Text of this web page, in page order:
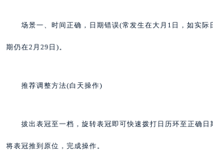
场景一、时间正确，日期错误(常发生在大月1日，如实际
期仍在2月29日)。
推荐调整方法(白天操作)
拔出表冠至一档，旋转表冠即可快速拨打日历环至正确日
将表冠推到原位，完成操作。